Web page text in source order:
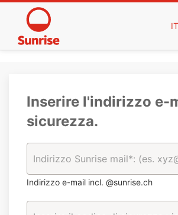
IT
Inserire l'indirizzo e-
sicurezza.
Indirizzo e-mail incl. @sunrise.ch